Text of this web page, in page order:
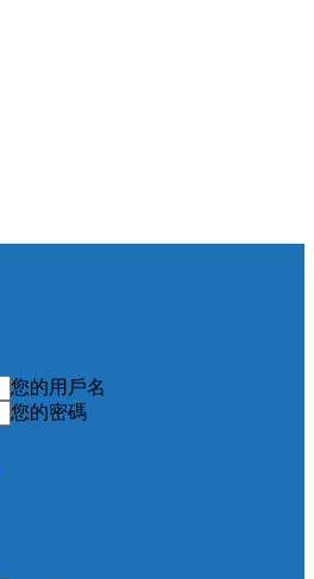
您的用戶名
您的密碼